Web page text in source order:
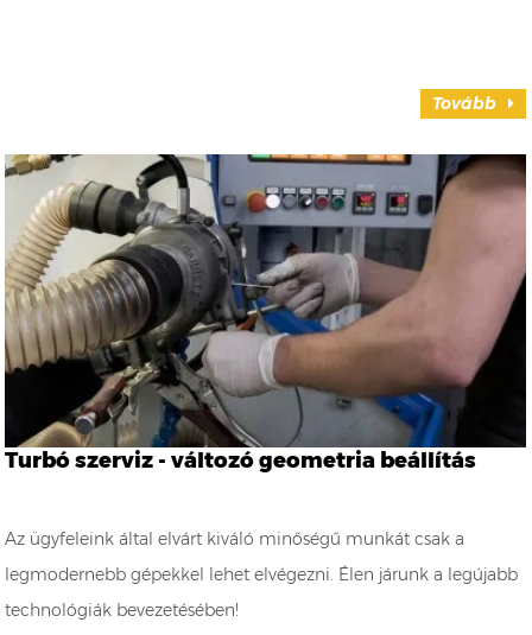
Tovább
Turbó szerviz - változó geometria beállítás
Az ügyfeleink által elvárt kiváló minőségű munkát csak a
legmodernebb gépekkel lehet elvégezni. Élen járunk a legújabb
technológiák bevezetésében!